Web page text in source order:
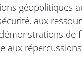
géopolitiques
aux
de
aux